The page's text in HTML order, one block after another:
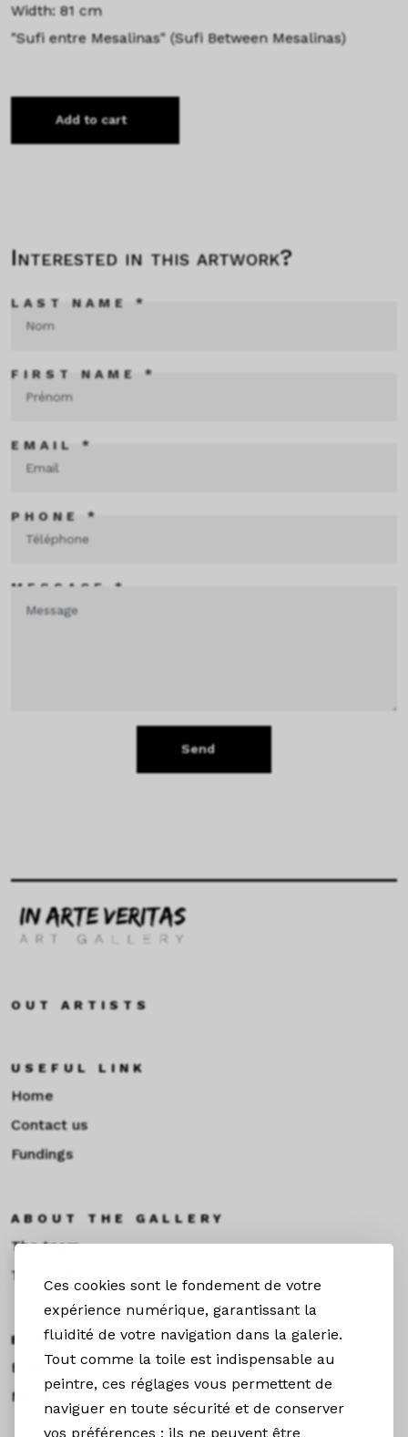
Ces cookies sont le fondement de votre
expérience numérique, garantissant la
fluidité de votre navigation dans la galerie.
Tout comme la toile est indispensable au
peintre, ces réglages vous permettent de
naviguer en toute sécurité et de conserver
vos préférences ; ils ne peuvent être
Width: 81 cm
"Sufi entre Mesalinas" (Sufi Between Mesalinas)
Add to cart
Interested in this artwork?
LAST NAME *
FIRST NAME *
EMAIL *
PHONE *
MESSAGE *
Send
OUT ARTISTS
USEFUL LINK
Home
Contact us
Fundings
ABOUT THE GALLERY
The team
Toulouse
EXHIBITIONS &NEWS
Exhibitions
News